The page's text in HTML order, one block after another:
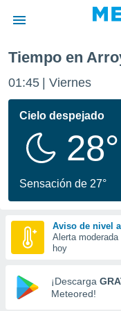
de
ha
calidad.
a este
las
y
forma
digital
basada
Tiempo en
01:45 Viernes
Cielo despejado
28°
Sensación de 27°
Aviso de nivel
Alerta
hoy
¡Descarga
Meteored!